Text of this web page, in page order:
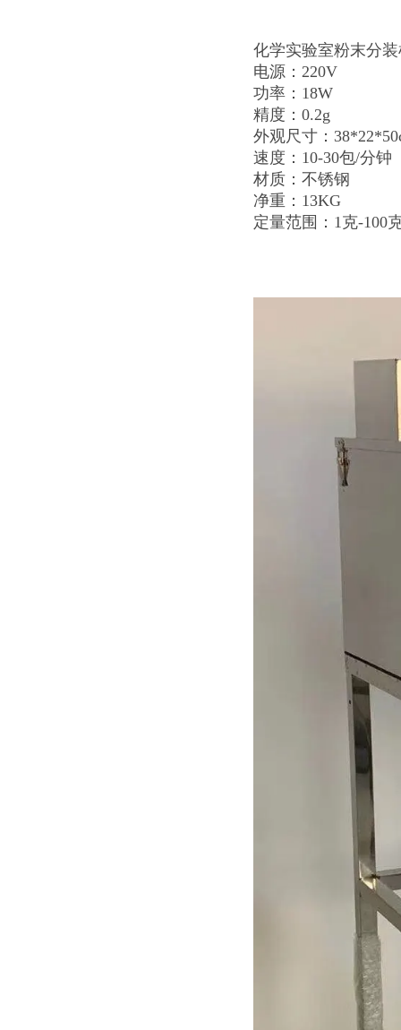
化学实验室粉末分
电源：220V
功率：18W
精度：0.2g
外观尺寸：
速度：10-30包/分钟
材质：不锈钢
净重：13KG
定量范围：1克-100